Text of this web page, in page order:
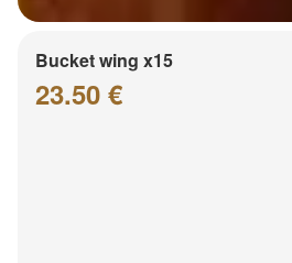
Bucket wing x15
23.50 €